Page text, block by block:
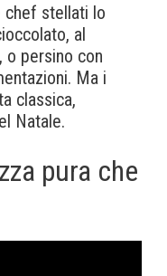
chef stellati lo
al
o persino con
Ma i
classica,
Natale.
pura che